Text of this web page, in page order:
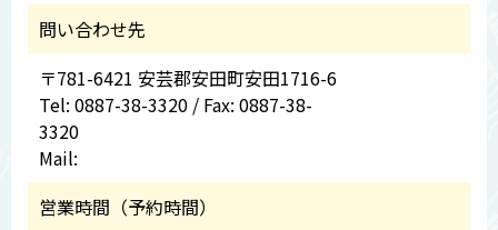
問い合わせ先
〒781-6421 安芸郡安田町安田1716-6
Tel: 0887-38-3320 / Fax: 0887-38-
3320
Mail:
営業時間（予約時間）